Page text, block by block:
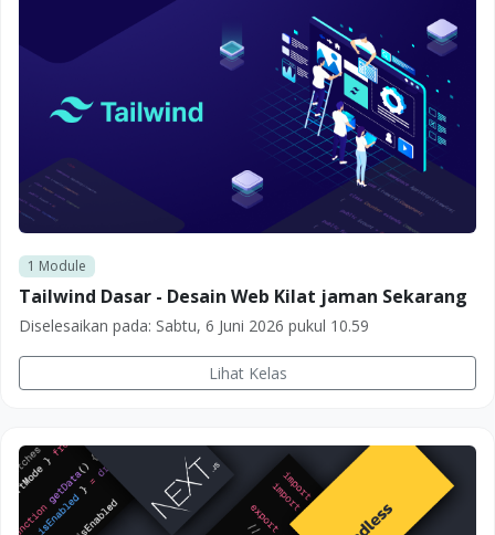
1 Module
Tailwind Dasar - Desain Web Kilat jaman Sekarang
Diselesaikan pada: Sabtu, 6 Juni 2026 pukul 10.59
Lihat Kelas